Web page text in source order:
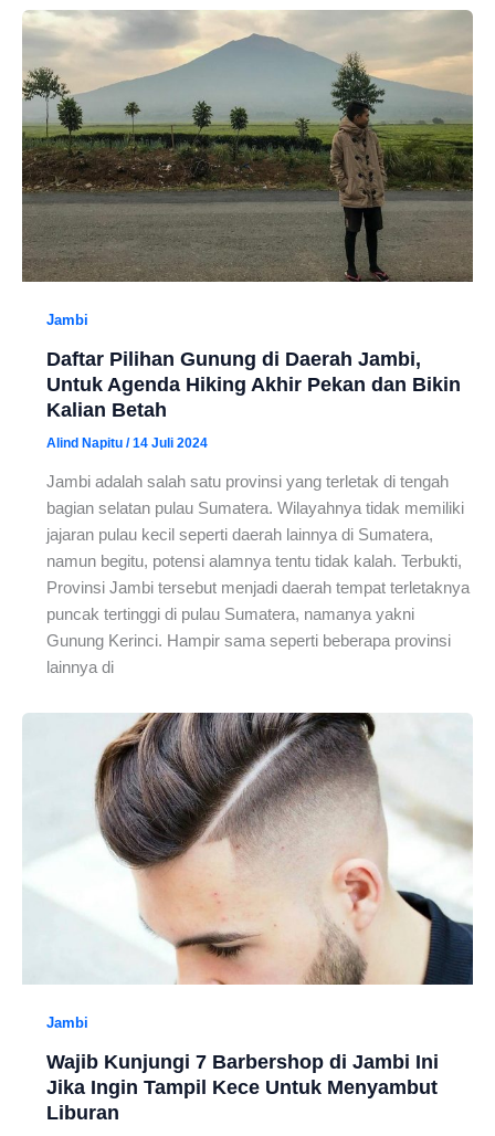
Jambi
Daftar Pilihan Gunung di Daerah Jambi,
Untuk Agenda Hiking Akhir Pekan dan Bikin
Kalian Betah
Alind Napitu /14 Juli 2024
Jambi adalah salah satu provinsi yang terletak di tengah
bagian selatan pulau Sumatera. Wilayahnya tidak memiliki
jajaran pulau kecil seperti daerah lainnya di Sumatera,
namun begitu, potensi alamnya tentu tidak kalah. Terbukti,
Provinsi Jambi tersebut menjadi daerah tempat terletaknya
puncak tertinggi di pulau Sumatera, namanya yakni
Gunung Kerinci. Hampir sama seperti beberapa provinsi
lainnya di
Jambi
Wajib Kunjungi 7 Barbershop di Jambi Ini
Jika Ingin Tampil Kece Untuk Menyambut
Liburan